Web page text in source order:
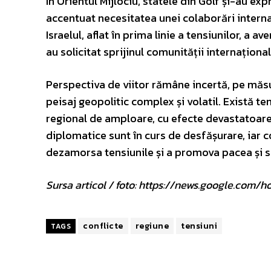
accentuat necesitatea unei colaborări
Israelul, aflat în prima linie a tensiunilor, a
au solicitat sprijinul comunității
Perspectiva de viitor rămâne incertă, pe
peisaj geopolitic complex și volatil. Există
regional de amploare, cu efecte
diplomatice sunt în curs de desfășurare, iar
dezamorsa tensiunile și a promova pacea
Sursa articol / foto: https://news.google.com/
TAGS conflicte regiune tensiuni